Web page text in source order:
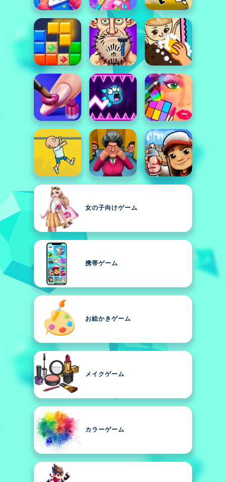
女の子向けゲーム
携帯ゲーム
お絵かきゲーム
メイクゲーム
カラーゲーム